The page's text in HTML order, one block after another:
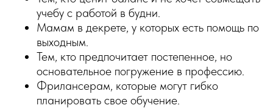
учебу с работой в будни.
Мамам в декрете, у которых есть помощь по
выходным.
Тем, кто предпочитает постепенное, но
основательное погружение в профессию.
Фрилансерам, которые могут гибко
планировать свое обучение.